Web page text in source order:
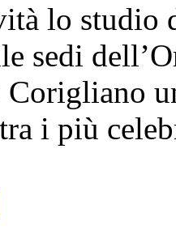
lo studio
sedi
Corigliano
i più